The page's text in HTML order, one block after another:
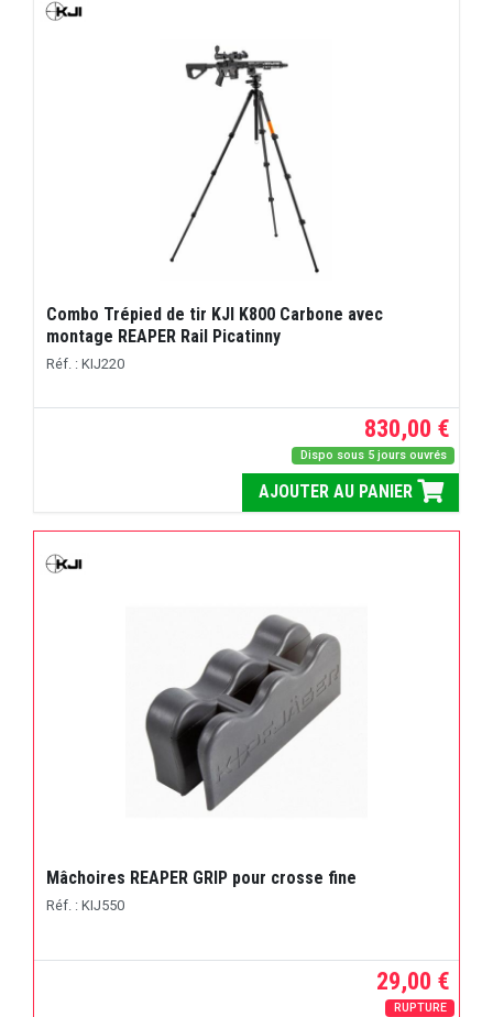
Combo Trépied de tir KJI K800 Carbone avec
montage REAPER Rail Picatinny
Réf. : KIJ220
830,00 €
Dispo sous 5 jours ouvrés
AJOUTER AU PANIER
Mâchoires REAPER GRIP pour crosse fine
Réf. : KIJ550
29,00 €
RUPTURE